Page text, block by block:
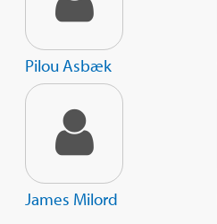
Pilou Asbæk
James Milord